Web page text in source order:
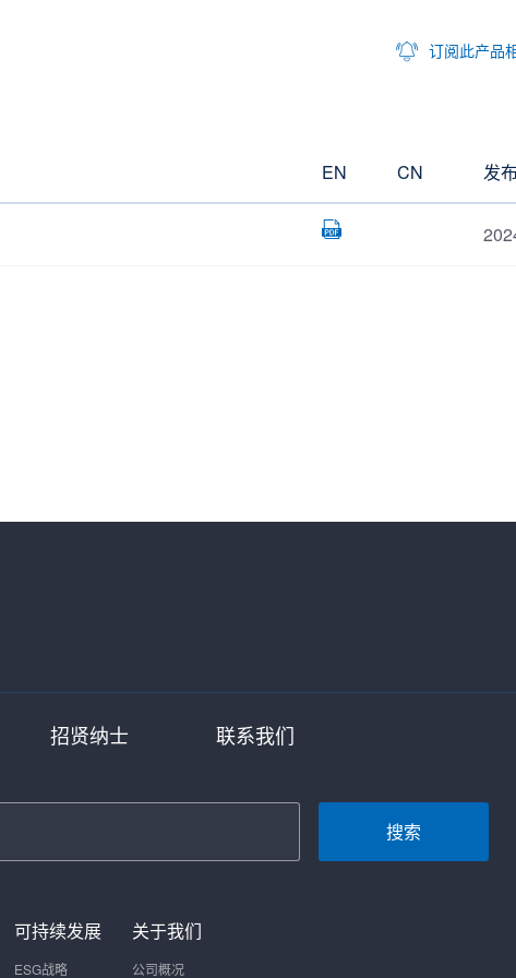
订阅此产品
EN CN 发
招贤纳士 联系我们
搜索
可持续发展
ESG战略
关于我们
公司概况